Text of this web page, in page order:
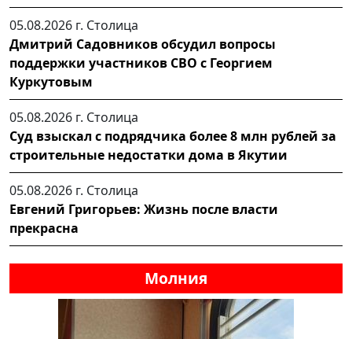
05.08.2026 г. Столица
Дмитрий Садовников обсудил вопросы
поддержки участников СВО с Георгием
Куркутовым
05.08.2026 г. Столица
Суд взыскал с подрядчика более 8 млн рублей за
строительные недостатки дома в Якутии
05.08.2026 г. Столица
Евгений Григорьев: Жизнь после власти
прекрасна
Молния